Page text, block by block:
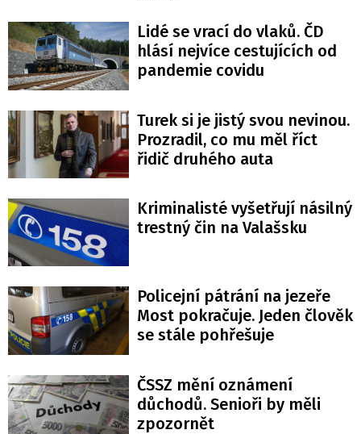
Lidé se vrací do vlaků. ČD
hlásí nejvíce cestujících od
pandemie covidu
Turek si je jistý svou nevinou.
Prozradil, co mu měl říct
řidič druhého auta
Kriminalisté vyšetřují násilný
trestný čin na Valašsku
Policejní pátrání na jezeře
Most pokračuje. Jeden člověk
se stále pohřešuje
ČSSZ mění oznámení
důchodů. Senioři by měli
zpozornět